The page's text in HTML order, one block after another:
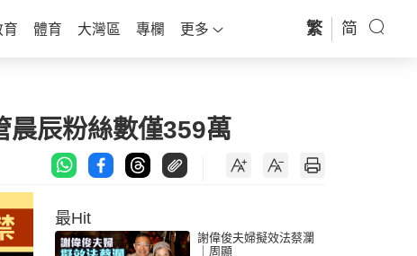
育 體育 大灣區 專欄 更多 繁 简
晨辰粉絲數僅359萬
最Hit
謝偉俊夫婦擬效法蔡瀾
｜周顯